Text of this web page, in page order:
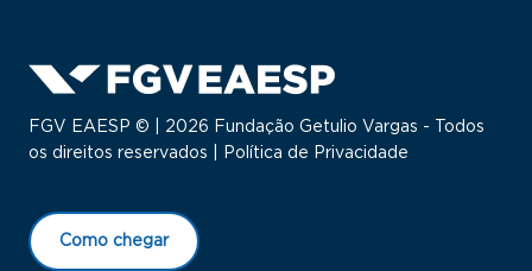
FGV EAESP © | 2026 Fundação Getulio Vargas - Todos
os direitos reservados |
Política de Privacidade
Como chegar